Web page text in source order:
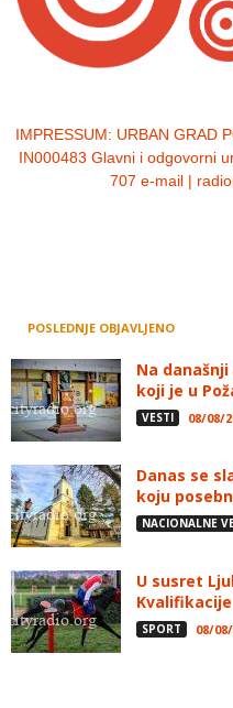
IMPRESSUM: URBAN GRAD
IN000483 Glavni i odgovorni
707 e-mail |
POSLEDNJE OBJAVLJENO
Na
koji je u
VESTI 08/08/
Danas se
koju
NACIONALNE
U susret
SPORT 08/